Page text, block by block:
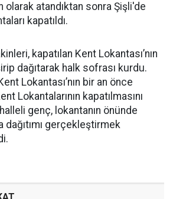
olarak atandıktan sonra Şişli'de
kapatıldı.
kapatılan Kent Lokantası’nın
dağıtarak halk sofrası kurdu.
Lokantası’nın bir an önce
Lokantalarının kapatılmasını
genç, lokantanın önünde
gerçekleştirmek